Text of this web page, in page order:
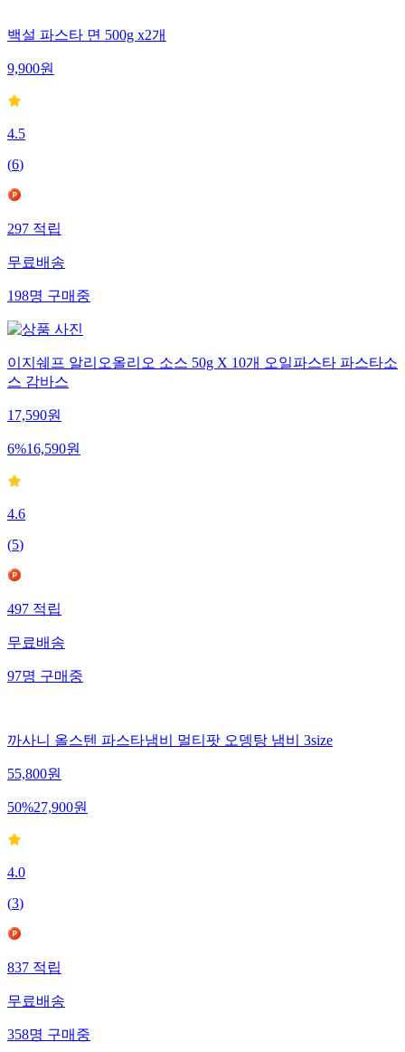
백설 파스타 면 500g x2개
9,900원
4.5
(6)
297적립
무료배송
198명구매중
이지쉐프 알리오올리오 소스 50g X 10개 오일파스타 파스타소
스 감바스
17,590원
6%16,590원
4.6
(5)
497적립
무료배송
97명구매중
까사니 올스텐 파스타냄비 멀티팟 오뎅탕 냄비 3size
55,800원
50%27,900원
4.0
(3)
837적립
무료배송
358명구매중